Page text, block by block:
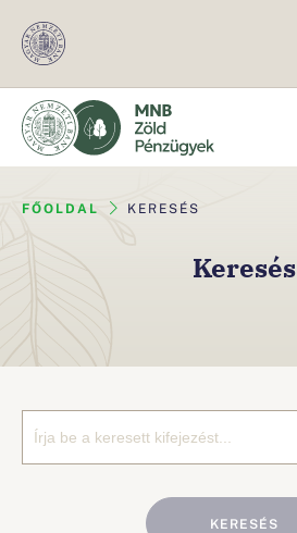
FŐOLDAL KERESÉS
Keresés
KERESÉS